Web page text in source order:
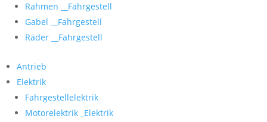
Rahmen __Fahrgestell
Gabel __Fahrgestell
Räder __Fahrgestell
Antrieb
Elektrik
Fahrgestellelektrik
Motorelektrik _Elektrik